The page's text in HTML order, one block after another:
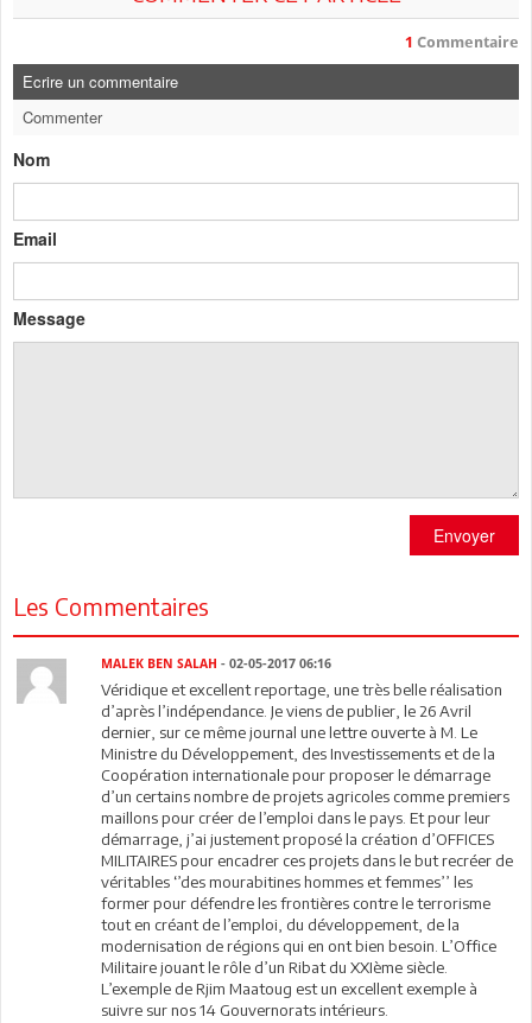
1 Commentaire
Ecrire un commentaire
Commenter
Nom
Email
Message
Envoyer
Les Commentaires
MALEK BEN SALAH - 02-05-2017 06:16
Véridique et excellent reportage, une très belle réalisation
d’après l’indépendance. Je viens de publier, le 26 Avril
dernier, sur ce même journal une lettre ouverte à M. Le
Ministre du Développement, des Investissements et de la
Coopération internationale pour proposer le démarrage
d’un certains nombre de projets agricoles comme premiers
maillons pour créer de l’emploi dans le pays. Et pour leur
démarrage, j’ai justement proposé la création d’OFFICES
MILITAIRES pour encadrer ces projets dans le but recréer de
véritables ‘’des mourabitines hommes et femmes’’ les
former pour défendre les frontières contre le terrorisme
tout en créant de l’emploi, du développement, de la
modernisation de régions qui en ont bien besoin. L’Office
Militaire jouant le rôle d’un Ribat du XXIème siècle.
L’exemple de Rjim Maatoug est un excellent exemple à
suivre sur nos 14 Gouvernorats intérieurs.